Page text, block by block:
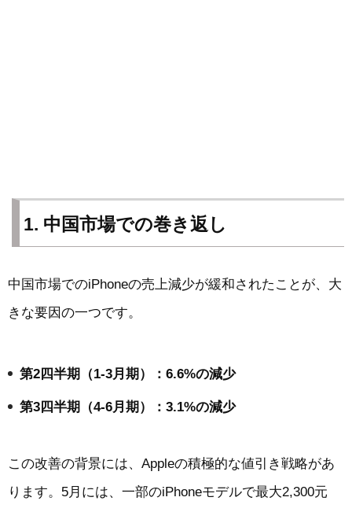
1. 中国市場での巻き返し
中国市場でのiPhoneの売上減少が緩和されたことが、大
きな要因の一つです。
第2四半期（1-3月期）：6.6%の減少
第3四半期（4-6月期）：3.1%の減少
この改善の背景には、Appleの積極的な値引き戦略があ
ります。5月には、一部のiPhoneモデルで最大2,300元